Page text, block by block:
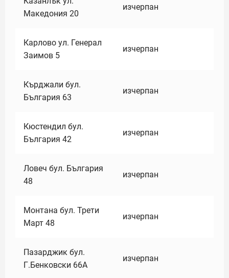
Македония 20
изчерпан
Карлово ул. Генерал
Заимов 5
изчерпан
Кърджали бул.
България 63
изчерпан
Кюстендил бул.
България 42
изчерпан
Ловеч бул. България
48
изчерпан
Монтана бул. Трети
Март 48
изчерпан
Пазарджик бул.
Г.Бенковски 66А
изчерпан